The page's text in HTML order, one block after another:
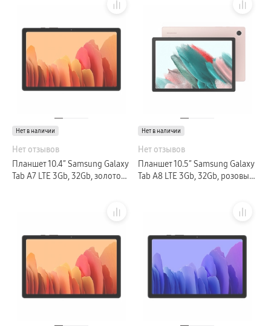
Нет в наличии
Нет отзывов
Планшет 10.4″ Samsung Galaxy
Tab A7 LTE 3Gb, 32Gb, золотой
Нет в наличии
Нет отзывов
Планшет 10.5″ Samsung Galaxy
Tab A8 LTE 3Gb, 32Gb, розовый